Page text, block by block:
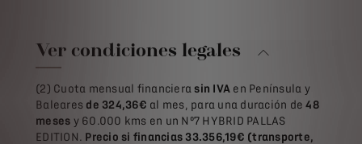
Ver condiciones legales
(2) Cuota mensual financiera sin IVA en Península y
Baleares de 324,36€ al mes, para una duración de48
meses y 60.000 kms en un Nº7 HYBRID PALLAS
EDITION.
Precio si financias 33.356,19€ (transporte,